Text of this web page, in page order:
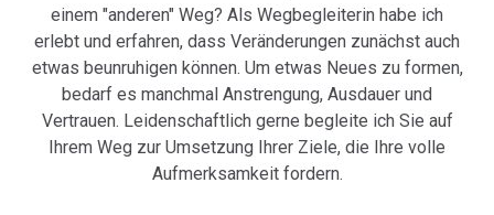
einem "anderen" Weg? Als Wegbegleiterin habe ich
erlebt und erfahren, dass Veränderungen zunächst auch
etwas beunruhigen können. Um etwas Neues zu formen,
bedarf es manchmal Anstrengung, Ausdauer und
Vertrauen. Leidenschaftlich gerne begleite ich Sie auf
Ihrem Weg zur Umsetzung Ihrer Ziele, die Ihre volle
Aufmerksamkeit fordern.